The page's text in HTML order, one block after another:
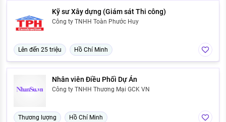
Kỹ sư Xây dựng (Giám sát Thi công)
Công ty TNHH Toàn Phước Huy
Lên đến 25 triệu Hồ Chí Minh
Nhân viên Điều Phối Dự Án
Công ty TNHH Thương Mại GCK VN
Thương lượng Hồ Chí Minh